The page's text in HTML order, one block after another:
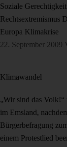
Soziale Gerechtigkeit
Rechtsextremismus
Europa Klimakrise
22. September 2009
Klimawandel
„Wir sind das Volk!“
im Emsland,
Bürgerbefragung
einem Protestlied